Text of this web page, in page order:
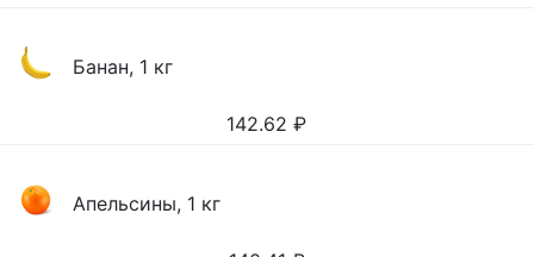
Банан, 1 кг
142.62 ₽
Апельсины, 1 кг